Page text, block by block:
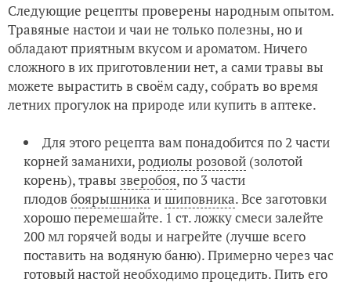
Следующие рецепты проверены народным опытом.
Травяные настои и чаи не только полезны, но и
обладают приятным вкусом и ароматом. Ничего
сложного в их приготовлении нет, а сами травы вы
можете вырастить в своём саду, собрать во время
летних прогулок на природе или купить в аптеке.
Для этого рецепта вам понадобится по 2 части
корней заманихи,родиолы розовой (золотой
корень), травы зверобоя, по 3 части
плодовбоярышника ишиповника. Все заготовки
хорошо перемешайте. 1 ст. ложку смеси залейте
200 мл горячей воды и нагрейте (лучше всего
поставить на водяную баню). Примерно через час
готовый настой необходимо процедить. Пить его